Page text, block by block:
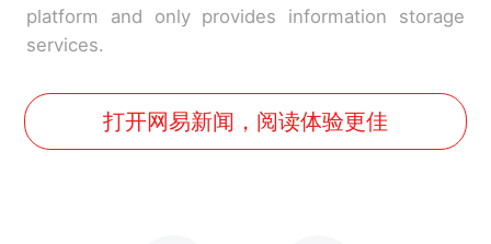
platform and only provides information storage
services.
打开网易新闻，阅读体验更佳